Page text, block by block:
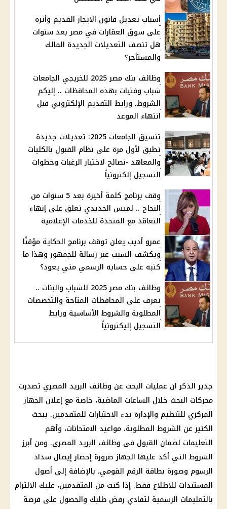
أسباب تعديل قانون الايجار القديم وأثره
على سوق العقارات في مصر بعد سنوات
هل تنصف التعديلات الجديدة المالك
والمستأجر؟
وظائف بنك مصر 2025 للخريجي الجامعات
شباب وفتيات بهذه المحافظات .. إليكم
الشروط، ورابط التقديم الإلكتروني قبل
انتهاء الموعد
تنسيق الجامعات 2025: تعديلات جديدة
تطبق لأول مرة على نظام القبول بالكليات
والمعاهد -نصائح لاختيار الرغبات وخطوات
التسجيل إلكترونياً
وقف برنامج كلمة أخيرة بعد 5 سنوات من
النجاح .. لميس الحديدي تعلق على إنهاء
التعاقد مع المتحدة للخدمات الإعلامية
عمرو أديب يعلن توقف برنامج الحكاية مؤقتًا
ويكشف السبب عبر رسالة للجمهور وهذا ما
كتبه على حسابه الرسمي متي يعود؟
وظائف بنك مصر 2025 للشباب والبنات ..
تعرف على المحافظات المتاحة والتخصصات
المطلوبة والشروط الأساسية ورابط
التسجيل إليكترونياً
جدير الذكر ان عمليات البحث عن وظائف البريد المصري تصدرت
محركات البحث خلال الساعات الماضية، خاصة مع إعلان الجهاز
المركزي للتنظيم والإدارة بدء الاختبارات للمتقدمين. يبحث
الكثير عن الشروط المطلوبة، مواعيد الامتحانات، وأهم
التعليمات لضمان القبول في وظائف البريد المصري. ومن أبرز
الشروط التي أكد عليها الجهاز ضرورة إحضار إيصال سداد
الرسوم وصورة بطاقة الرقم القومي، بالإضافة إلى أصول
المستندات للاطلاع فقط. إذا كنت من المتقدمين، عليك الالتزام
بالتعليمات الرسمية لتفادي رفض طلبك والحصول على فرصة